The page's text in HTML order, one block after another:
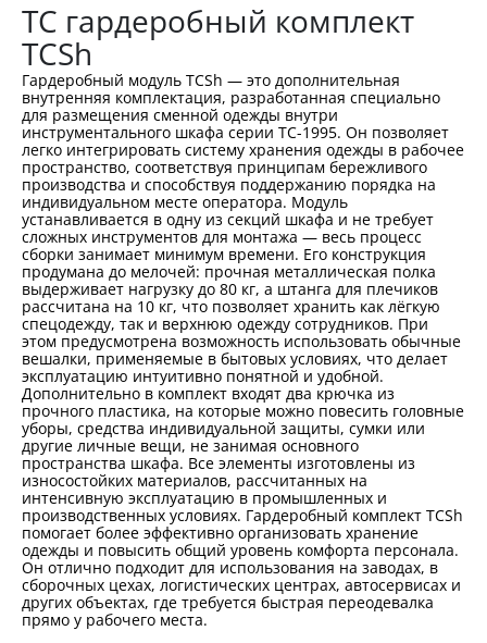
TC гардеробный комплект
TCSh
Гардеробный модуль TCSh — это дополнительная
внутренняя комплектация, разработанная специально
для размещения сменной одежды внутри
инструментального шкафа серии TC-1995. Он позволяет
легко интегрировать систему хранения одежды в рабочее
пространство, соответствуя принципам бережливого
производства и способствуя поддержанию порядка на
индивидуальном месте оператора. Модуль
устанавливается в одну из секций шкафа и не требует
сложных инструментов для монтажа — весь процесс
сборки занимает минимум времени. Его конструкция
продумана до мелочей: прочная металлическая полка
выдерживает нагрузку до 80 кг, а штанга для плечиков
рассчитана на 10 кг, что позволяет хранить как лёгкую
спецодежду, так и верхнюю одежду сотрудников. При
этом предусмотрена возможность использовать обычные
вешалки, применяемые в бытовых условиях, что делает
эксплуатацию интуитивно понятной и удобной.
Дополнительно в комплект входят два крючка из
прочного пластика, на которые можно повесить головные
уборы, средства индивидуальной защиты, сумки или
другие личные вещи, не занимая основного
пространства шкафа. Все элементы изготовлены из
износостойких материалов, рассчитанных на
интенсивную эксплуатацию в промышленных и
производственных условиях. Гардеробный комплект TCSh
помогает более эффективно организовать хранение
одежды и повысить общий уровень комфорта персонала.
Он отлично подходит для использования на заводах, в
сборочных цехах, логистических центрах, автосервисах и
других объектах, где требуется быстрая переодевалка
прямо у рабочего места.